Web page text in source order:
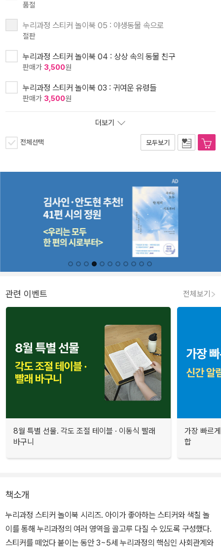
품절
누리과정 스티커 놀이북 05 : 야생동물 속으로
절판
누리과정 스티커 놀이북 04 : 상상 속의 동물 친구
판매가 3,500원
누리과정 스티커 놀이북 03 : 귀여운 유령들
판매가 3,500원
더보기
전체선택 모두보기
관련 이벤트 전체보기
8월 특별 선물. 각도 조절 테이블 · 이동식 빨래
바구니
가장 빠르
합
책소개
누리과정 스티커 놀이북 시리즈. 아이가 좋아하는 스티커와 색칠 놀
이를 통해 누리과정의 여러 영역을 골고루 다질 수 있도록 구성했다.
스티커를 떼었다 붙이는 동안 3~5세 누리과정의 핵심인 사회관계와